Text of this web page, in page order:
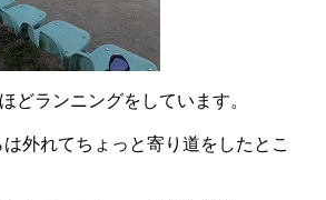
どランニングをしています。
外れてちょっと寄り道をしたとこ